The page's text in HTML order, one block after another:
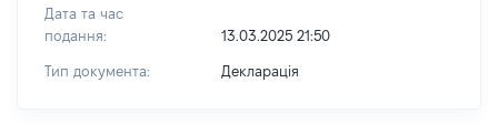
Дата та час
подання:
13.03.2025 21:50
Тип документа: Декларація